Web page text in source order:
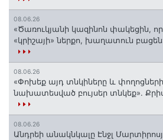
08.06.26
«Ծառուկյանի կազինոն փակեցին,
«կրիշայի» ներքո, խաղատուն
08.06.26
«Փոխեք այդ տնկիները և
նախատեսված բույսեր տնկեք».
08.06.26
Անդրեի անակնկալը Էնջլ